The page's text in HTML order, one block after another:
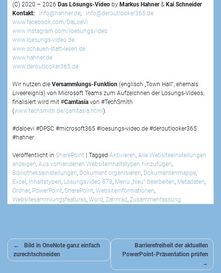
(C) 2020 – 2026 Das Lösungs-Video by Markus Hahner& Kai Schneider
Kontakt:
info@hahner.de, info@deroutlooker365.de
www.facebook.com/DaLoeVi
www.instagram.com/loesungsvideo
www.loesungs-video.de
www.schauen-statt-lesen.de
www.hahner.de
www.deroutlooker365.de
Wir nutzen die Versammlungs-Funktion (englisch „Town Hall“, ehemals
Liveereignis) von Microsoft Teams zum Aufzeichnen der Lösungs-Videos,
finalisiert wird mit #Camtasia von #TechSmith
(www.techsmith.de/camtasia.html).
#daloevi #DPSC #microsoft365 #loesungs-video.de #deroutlooker365
#hahner
Veröffentlicht in SharePoint | Tagged Aktivieren, Alle Websiteeinstellungen
anzeigen, Aus vorhandenen Websiteinhaltstypen hinzufügen,
Bibliothekseinstellungen, Dokument organisieren, Dokumentenmappe,
Excel, Inhaltstypen, Lösungsvideo 878, Menü „Neu“ bearbeiten, Metadaten,
Ordner, PowerPoint, SharePoint, Websiteinformationen,
Websitesammlungsfeatures, Word, Zahnrad, Zusammenfassung
Beitragsnavigation
Bild in OneNote ganz einfach
zurechtschneiden
Barrierefreiheit der aktuellen
PowerPoint-Präsentation prüfen